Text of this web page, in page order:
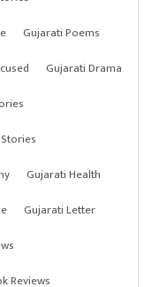
Gujarati Poems
Gujarati Drama
Gujarati Health
Gujarati Letter
Reviews